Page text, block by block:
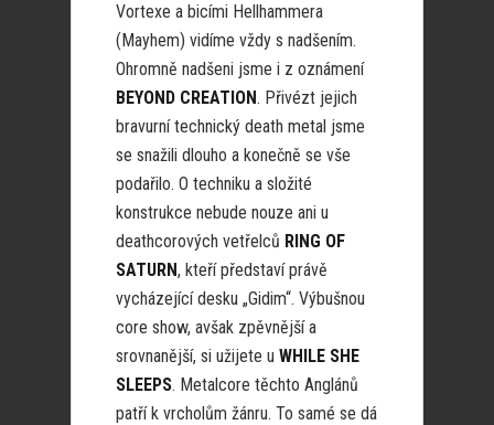
Vortexe a bicími Hellhammera
(Mayhem) vidíme vždy s nadšením.
Ohromně nadšeni jsme i z oznámení
BEYOND CREATION. Přivézt jejich
bravurní technický death metal jsme
se snažili dlouho a konečně se vše
podařilo. O techniku a složité
konstrukce nebude nouze ani u
deathcorových vetřelců RING OF
SATURN, kteří představí právě
vycházející desku „Gidim“. Výbušnou
core show, avšak zpěvnější a
srovnanější, si užijete u WHILE SHE
SLEEPS. Metalcore těchto Anglánů
patří k vrcholům žánru. To samé se dá